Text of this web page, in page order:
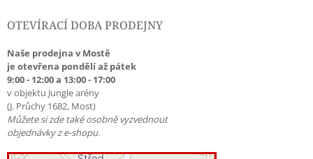
OTEVÍRACÍ DOBA PRODEJNY
Naše prodejna v Mostě
je otevřena pondělí až pátek
9:00 - 12:00 a 13:00 - 17:00
v objektu Jungle arény
(J. Průchy 1682, Most)
Můžete si zde také osobně vyzvednout
objednávky z e-shopu.